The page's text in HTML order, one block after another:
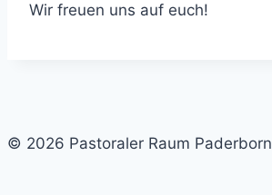
Wir freuen uns auf euch!
© 2026 Pastoraler Raum Paderborn